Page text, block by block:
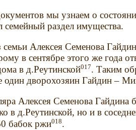
мы узнаем о
семейный раздел имущества.
Алексея Семенова
в сентябре этого же года
в д.Реутинской017. Таким
один дворохозяин Гайдин –
Алексея Семенова
в д.Реутинской, но и в
бабок ржи018.